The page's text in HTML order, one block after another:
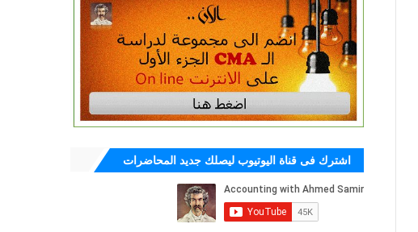
اشترك فى قناة اليوتيوب ليصلك جديد المحاضرات